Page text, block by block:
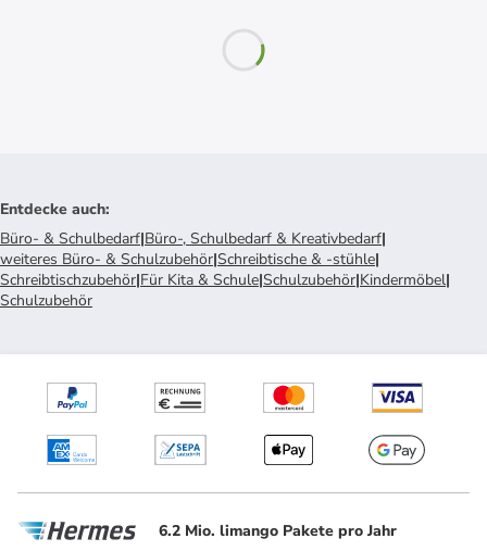
Entdecke auch:
Büro- & Schulbedarf|Büro-, Schulbedarf & Kreativbedarf|
weiteres Büro- & Schulzubehör|Schreibtische & -stühle|
Schreibtischzubehör|Für Kita & Schule|Schulzubehör|Kindermöbel|
Schulzubehör
6.2 Mio. limango Pakete pro Jahr